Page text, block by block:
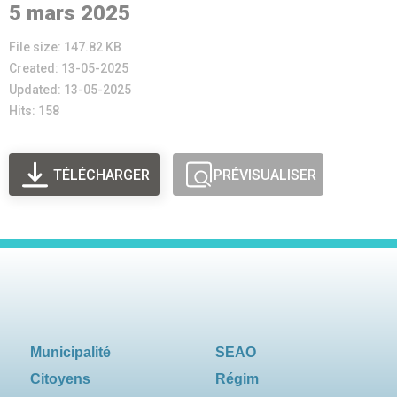
5 mars 2025
File size: 147.82 KB
Created: 13-05-2025
Updated: 13-05-2025
Hits: 158
TÉLÉCHARGER PRÉVISUALISER
Municipalité
Citoyens
SEAO
Régim